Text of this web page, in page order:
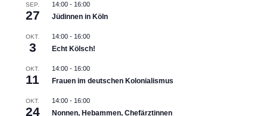
SEP.
27
14:00- 16:00
Jüdinnen in Köln
OKT.
3
14:00- 16:00
Echt Kölsch!
OKT.
11
14:00- 16:00
Frauen im deutschen Kolonialismus
OKT.
24
14:00- 16:00
Nonnen, Hebammen, Chefärztinnen